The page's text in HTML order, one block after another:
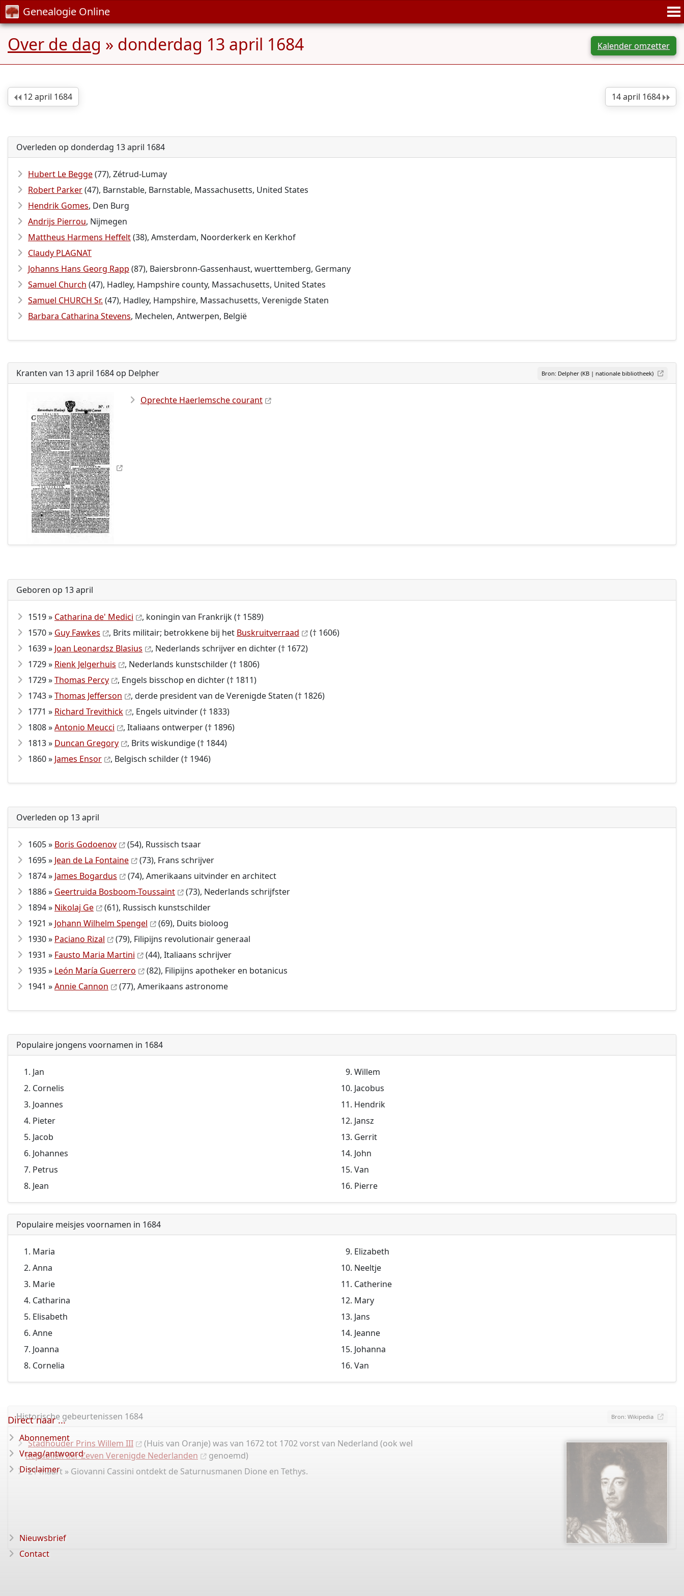
Genealogie Online
Over de dag » donderdag 13 april 1684 Kalender omzetter
14 april 1684
12 april 1684
Overleden op donderdag 13 april 1684
Hubert Le Begge(77), Zétrud-Lumay
Robert Parker(47), Barnstable, Barnstable, Massachusetts, United States
Hendrik Gomes, Den Burg
Andrijs Pierrou, Nijmegen
Mattheus Harmens Heffelt(38), Amsterdam, Noorderkerk en Kerkhof
Claudy PLAGNAT
Johanns Hans Georg Rapp (87), Baiersbronn-Gassenhaust, wuerttemberg, Germany
Samuel Church (47), Hadley, Hampshire county, Massachusetts, United States
Samuel CHURCH Sr. (47), Hadley, Hampshire, Massachusetts, Verenigde Staten
Barbara Catharina Stevens, Mechelen, Antwerpen, België
Bron: Delpher (KB | nationale bibliotheek)
Kranten van 13 april 1684 op Delpher
Oprechte Haerlemsche courant
Geboren op 13 april
1519 » Catharina de' Medici
, koningin van Frankrijk († 1589)
1570 » Guy Fawkes , Brits militair; betrokkene bij het Buskruitverraad
(† 1606)
1639 » Joan Leonardsz Blasius
, Nederlands schrijver en dichter († 1672)
1729 » Rienk Jelgerhuis
, Nederlands kunstschilder († 1806)
1729 »Thomas Percy
, Engels bisschop en dichter († 1811)
1743 »Thomas Jefferson
, derde president van de Verenigde Staten († 1826)
1771 » Richard Trevithick
, Engels uitvinder († 1833)
1808 »Antonio Meucci
, Italiaans ontwerper († 1896)
1813 » Duncan Gregory
, Brits wiskundige († 1844)
1860 » James Ensor , Belgisch schilder († 1946)
Overleden op 13 april
1605 » Boris Godoenov
(54), Russisch tsaar
1695 » Jean de La Fontaine
(73), Frans schrijver
1874 » James Bogardus
(74), Amerikaans uitvinder en architect
1886 » Geertruida Bosboom-Toussaint
(73), Nederlands schrijfster
1894 » Nikolaj Ge
(61), Russisch kunstschilder
1921 » Johann Wilhelm Spengel
(69), Duits bioloog
1930 » Paciano Rizal
(79), Filipijns revolutionair generaal
1931 » Fausto Maria Martini
(44), Italiaans schrijver
1935 » León María Guerrero
(82), Filipijns apotheker en botanicus
1941 »Annie Cannon (77), Amerikaans astronome
Populaire jongens voornamen in 1684
Jan
Cornelis
Joannes
Pieter
Jacob
Johannes
Petrus
Jean
Willem
Jacobus
Hendrik
Jansz
Gerrit
John
Van
Pierre
Populaire meisjes voornamen in 1684
Maria
Anna
Marie
Catharina
Elisabeth
Anne
Joanna
Cornelia
Elizabeth
Neeltje
Catherine
Mary
Jans
Jeanne
Johanna
Van
Bron: Wikipedia
Historische gebeurtenissen 1684
Stadhouder Prins Willem III
(Huis van Oranje) was van 1672 tot 1702 vorst van Nederland (ook wel
Republiek der Zeven Verenigde Nederlanden
genoemd)
21 maart » Giovanni Cassini ontdekt de Saturnusmanen Dione en Tethys.
Direct naar ...
Abonnement
Vraag/antwoord
Disclaimer
Nieuwsbrief
Contact